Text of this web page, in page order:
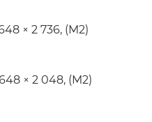
× 2 736, (M2)
648 × 2 048, (M2)